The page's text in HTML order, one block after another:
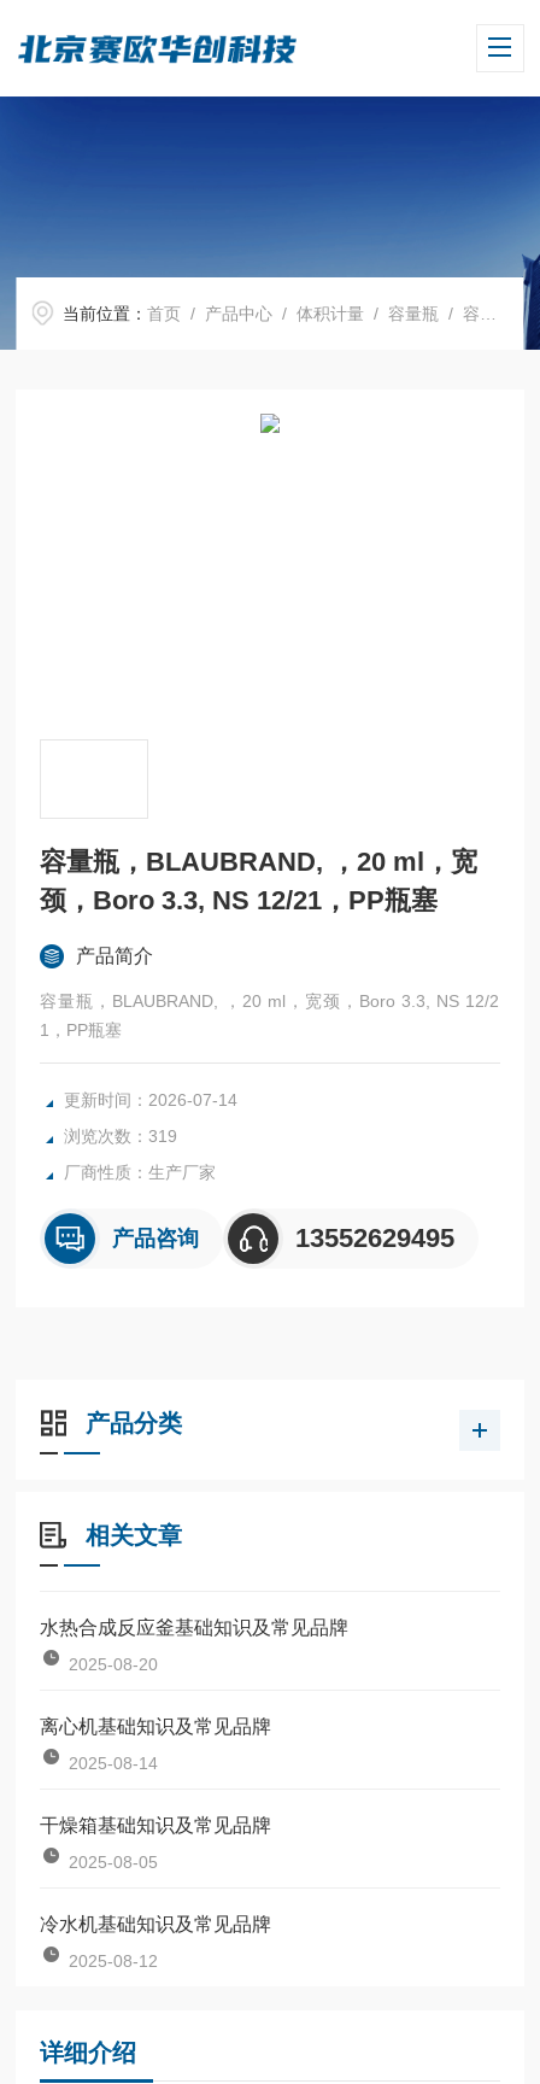
当前位置：首页 / 产品中心 /体积计量 /容量瓶 / 容量瓶，BLAUBRAND, ，20 ml，宽颈，Boro 3.3, NS 12/21，PP瓶塞
容量瓶，BLAUBRAND, ，20 ml，宽
颈，Boro 3.3, NS 12/21，PP瓶塞
产品简介
容量瓶，BLAUBRAND, ，20 ml，宽颈，Boro 3.3, NS 12/2
1，PP瓶塞
更新时间：2026-07-14
浏览次数：319
厂商性质：生产厂家
产品咨询 13552629495
产品分类
相关文章
水热合成反应釜基础知识及常见品牌
2025-08-20
离心机基础知识及常见品牌
2025-08-14
干燥箱基础知识及常见品牌
2025-08-05
冷水机基础知识及常见品牌
2025-08-12
详细介绍